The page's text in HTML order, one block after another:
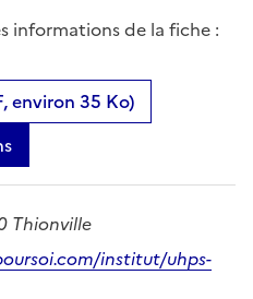
informations de la fiche :
environ 35 Ko)
Thionville
institut/uhps-